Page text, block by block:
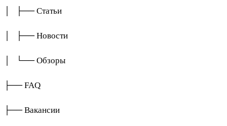
│ ├── Статьи
│ ├── Новости
│ └── Обзоры
├── FAQ
├── Вакансии